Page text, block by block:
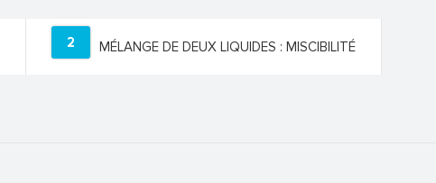
2 MÉLANGE DE DEUX LIQUIDES : MISCIBILITÉ